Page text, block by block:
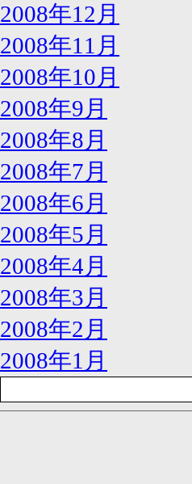
2008年12月
2008年11月
2008年10月
2008年9月
2008年8月
2008年7月
2008年6月
2008年5月
2008年4月
2008年3月
2008年2月
2008年1月